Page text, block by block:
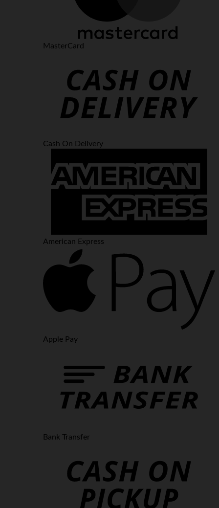
MasterCard
Cash On Delivery
American Express
Apple Pay
Bank Transfer